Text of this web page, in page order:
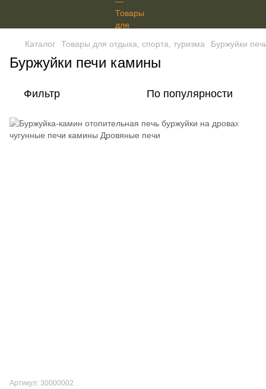
Каталог Товары для отдыха, спорта, туризма Буржуйки
Буржуйки печи камины
Фильтр По популярности
Артикул: 30000002